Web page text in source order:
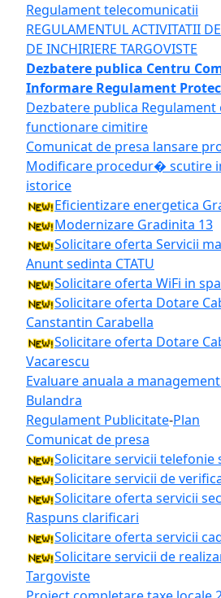
Regulament telecomunicatii
REGULAMENTUL ACTIVITATII
DE INCHIRIERE TARGOVISTE
Dezbatere publica Centru
Informare Regulament
Dezbatere publica
functionare cimitire
Comunicat de presa lansare
Modificare procedur� scutire
istorice
Eficientizare energetica
Modernizare Gradinita 13
Solicitare oferta Servicii
Anunt sedinta CTATU
Solicitare oferta WiFi in
Solicitare oferta Dotare
Canstantin Carabella
Solicitare oferta Dotare
Vacarescu
Evaluare anuala a
Bulandra
Regulament Publicitate-Plan
Comunicat de presa
Solicitare servicii telefonie
Solicitare servicii de
Solicitare oferta servicii
Raspuns clarificari
Solicitare oferta servicii
Solicitare servicii de
Targoviste